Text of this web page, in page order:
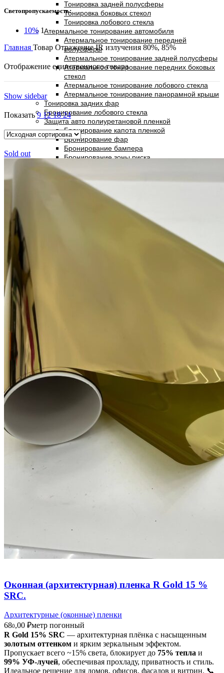
Тонировка задней полусферы
Тонировка боковых стекол
Тонировка лобового стекла
Атермальное тонирование автомобиля
Атермальное тонирование передней
полусферы
Атермальное тонирование задней полусферы
Атермальное тонирование передних боковых
стекол
Атермальное тонирование лобового стекла
Атермальное тонирование панорамной крыши
Тонировка задних фар
Бронирование лобового стекла
Защита авто полиуретановой пленкой
Бронирование капота пленкой
Бронирование фар
Бронирование бампера
Бронирование зоны риска
Тонирование, бронирование стекол
Тонирование окон
Тонирование балконов
Атермальное тонирование
Бронирование стекол и витрин
Тонирование и декорирование офисных
Оконные фильтры
Поиск
0
items 0,00
Menu
Продажа и установка тонировочных пленок
items 0,00
Светопропускаемость:
10% 1
Главная Товар Отражение IR излучения 80%, 85%
Отображение единственного товара
Show sidebar
Показать9 121824
Sold out
Оконная (архитектурная) пленка R Gold 15 %
SRC.
Архитектурные (оконные) пленки
680,00 ₽метр погонный
R Gold 15% SRC — архитектурная плёнка с насыщенным
золотым оттенком и ярким зеркальным эффектом.
Пропускает всего ~15% света, блокирует до 75% тепла и
99% УФ-лучей, обеспечивая прохладу, приватность и стиль.
Идеальное решение для домов, офисов, фасадов и витрин. 📞